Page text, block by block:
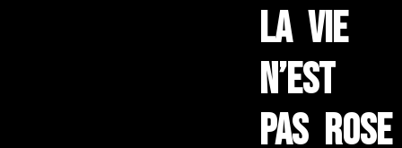
la vie
n’est
pas rose